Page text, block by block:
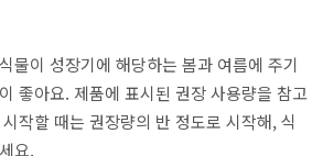
물이 성장기에 해당하는 봄과 여름에 주기
좋아요. 제품에 표시된 권장 사용량을 참고
작할 때는 권장량의 반 정도로 시작해, 식
요.